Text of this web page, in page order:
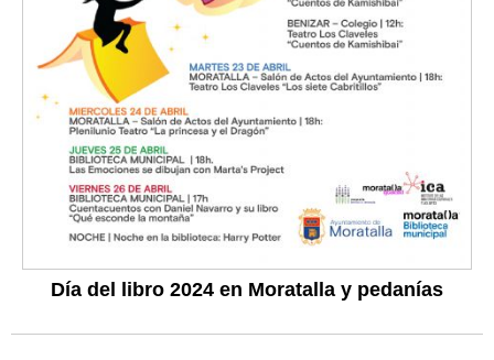
Día del libro 2024 en Moratalla y pedanías